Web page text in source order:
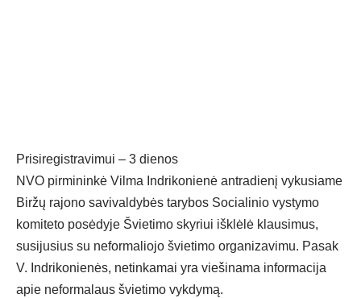
Prisiregistravimui – 3 dienos
NVO pirmininkė Vilma Indrikonienė antradienį vykusiame
Biržų rajono savivaldybės tarybos Socialinio vystymo
komiteto posėdyje Švietimo skyriui išklėlė klausimus,
susijusius su neformaliojo švietimo organizavimu. Pasak
V. Indrikonienės, netinkamai yra viešinama informacija
apie neformalaus švietimo vykdymą.